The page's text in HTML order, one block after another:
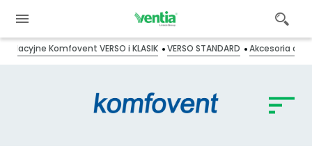
Komfovent VERSO i KLASIK VERSO STANDARD Akcesoria do